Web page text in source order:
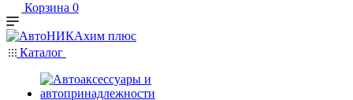
Корзина 0
Каталог